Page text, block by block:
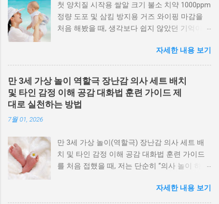
첫 양치질 시작용 쌀알 크기 불소 치약 1000ppm
정량 도포 및 삼킴 방지용 거즈 와이핑 마감을
처음 해봤을 때, 생각보다 쉽지 않았던 기억이
오고, 아이가 바로 삼켜버릴까 봐 긴장되더라고
요. 실제로 몇 번 시행착오를 겪으면서 느낀 건
첫 양치질은 기술보다 ‘양 조절과 마무리 관
리’가 훨씬 중요하다 는 점이었습니다. 특히 영
아 단계에서는 뱉는 능력이 부족하기 때문에 도
포량과 마감 방식이 결과를 완전히 좌우합니다.
는 방법을 구체적으로 풀어보겠습니다. 첫 양치
질에서 불소 치약을 사용하는 이유 초기 충치 예
방 효과 불소는 치아 표면을 강화하고 충치균 활
기 시작하는 시기에는 법랑질이 약하기 때문에
자세한 내용 보기
만 3세 가상 놀이 역할극 장난감 의사 세트 배치
및 타인 감정 이해 공감 대화법 훈련 가이드 제
대로 실천하는 방법
7월 01, 2026
만 3세 가상 놀이(역할극) 장난감 의사 세트 배
치 및 타인 감정 이해 공감 대화법 훈련 가이드
를 처음 접했을 때, 저는 단순히 “의사 놀이 하면
었습니다. 그런데 아이와 함께 역할극 놀이를 반
복해보니 놀이 환경과 부모의 대화 방식에 따라
자세한 내용 보기